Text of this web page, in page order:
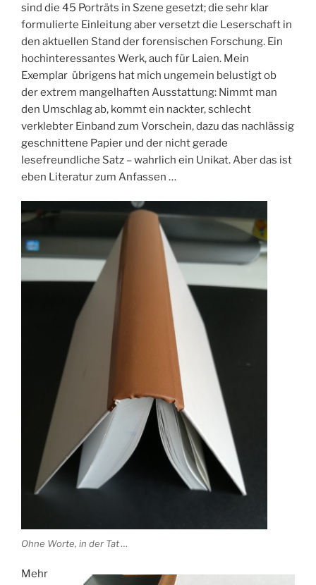
sind die 45 Porträts in Szene gesetzt; die sehr klar
formulierte Einleitung aber versetzt die Leserschaft in
den aktuellen Stand der forensischen Forschung. Ein
hochinteressantes Werk, auch für Laien. Mein
Exemplar übrigens hat mich ungemein belustigt ob
der extrem mangelhaften Ausstattung: Nimmt man
den Umschlag ab, kommt ein nackter, schlecht
verklebter Einband zum Vorschein, dazu das nachlässig
geschnittene Papier und der nicht gerade
lesefreundliche Satz – wahrlich ein Unikat. Aber das ist
eben Literatur zum Anfassen …
Ohne Worte, in der Tat …
Mehr